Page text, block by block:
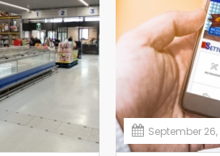
September 26,